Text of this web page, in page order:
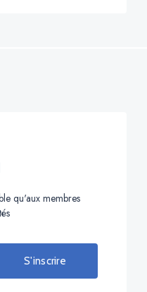
qu'aux membres
S'inscrire